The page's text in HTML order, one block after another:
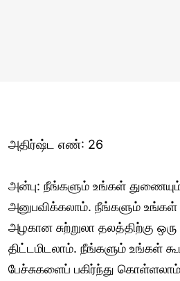
அதிர்ஷ்ட எண்: 26
அன்பு: நீங்களும் உங்கள்
அனுபவிக்கலாம். நீங்களும் உங்கள்
அழகான சுற்றுலா தலத்திற்கு
திட்டமிடலாம். நீங்களும் உங்கள்
பேச்சுகளைப் பகிர்ந்து